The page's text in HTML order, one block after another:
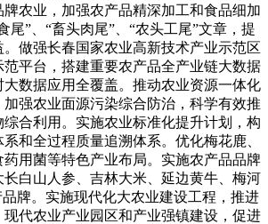
农业，加强农产品精深加工和食品细加
尾”、“畜头肉尾”、“农头工尾”文章，提
做强长春国家农业高新技术产业示范区
平台，搭建重要农产品全产业链大数据
数据应用全覆盖。推动农业资源一体化
强农业面源污染综合防治，科学有效推
合利用。实施农业标准化提升计划，构
和全过程质量追溯体系。优化梅花鹿、
用菌等特色产业布局。实施农产品品牌
白山人参、吉林大米、延边黄牛、梅河
牌。实施现代化大农业建设工程，推进
代农业产业园区和产业强镇建设，促进